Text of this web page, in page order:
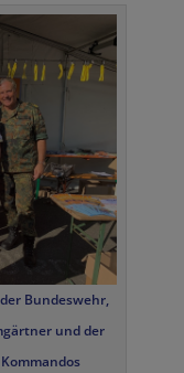
Bundeswehr,
und der